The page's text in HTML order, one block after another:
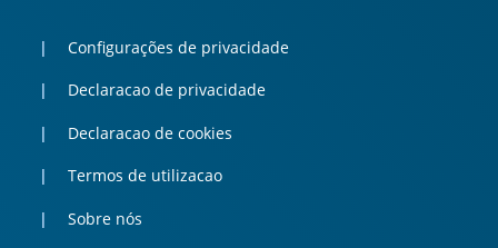
Configurações de privacidade
Declaracao de privacidade
Declaracao de cookies
Termos de utilizacao
Sobre nós